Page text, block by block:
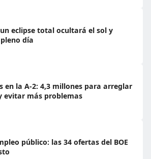
eclipse total ocultará el sol y
día
en la A-2: 4,3 millones para arreglar
evitar más problemas
público: las 34 ofertas del BOE